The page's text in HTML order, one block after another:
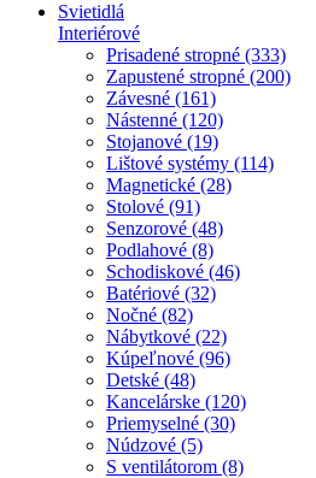
Svietidlá
Interiérové
Prisadené stropné (333)
Zapustené stropné (200)
Závesné (161)
Nástenné (120)
Stojanové (19)
Lištové systémy (114)
Magnetické (28)
Stolové (91)
Senzorové (48)
Podlahové (8)
Schodiskové (46)
Batériové (32)
Nočné (82)
Nábytkové (22)
Kúpeľnové (96)
Detské (48)
Kancelárske (120)
Priemyselné (30)
Núdzové (5)
S ventilátorom (8)